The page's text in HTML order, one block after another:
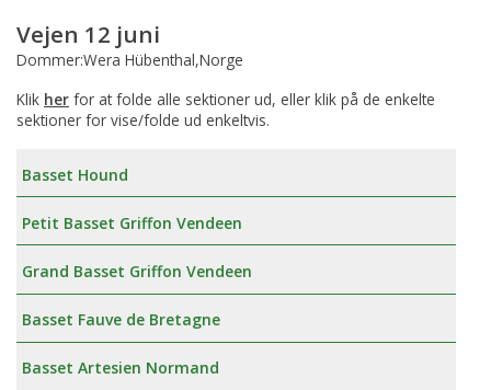
Vejen 12 juni
Dommer:Wera Hübenthal,Norge
Klik her for at folde alle sektioner ud, eller klik på de enkelte
sektioner for vise/folde ud enkeltvis.
Basset Hound
Petit Basset Griffon Vendeen
Grand Basset Griffon Vendeen
Basset Fauve de Bretagne
Basset Artesien Normand